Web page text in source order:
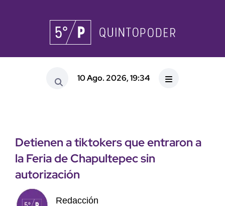
10 Ago. 2026, 19:34
Detienen a tiktokers que entraron a
la Feria de Chapultepec sin
autorización
Redacción